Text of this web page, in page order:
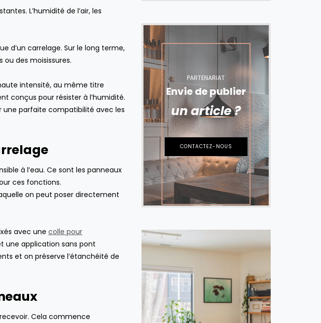
L’humidité de l’air, les
d’un carrelage. Sur le long terme,
des moisissures.
intensité, au même titre
conçus pour résister à l’humidité.
une parfaite compatibilité avec les
à l’eau. Ce sont les panneaux
ces fonctions.
on peut poser directement
avec une colle pour
une application sans pont
et on préserve l’étanchéité de
Cela commence
PARTENARIAT
Envie de publier
un article ?
CONTACTEZ-NOUS